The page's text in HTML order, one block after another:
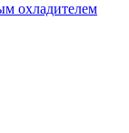
охладителем